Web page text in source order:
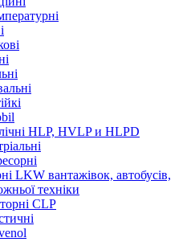
HLP, HVLP и HLPD
LKW вантажівок, автобусів,
техніки
CLP